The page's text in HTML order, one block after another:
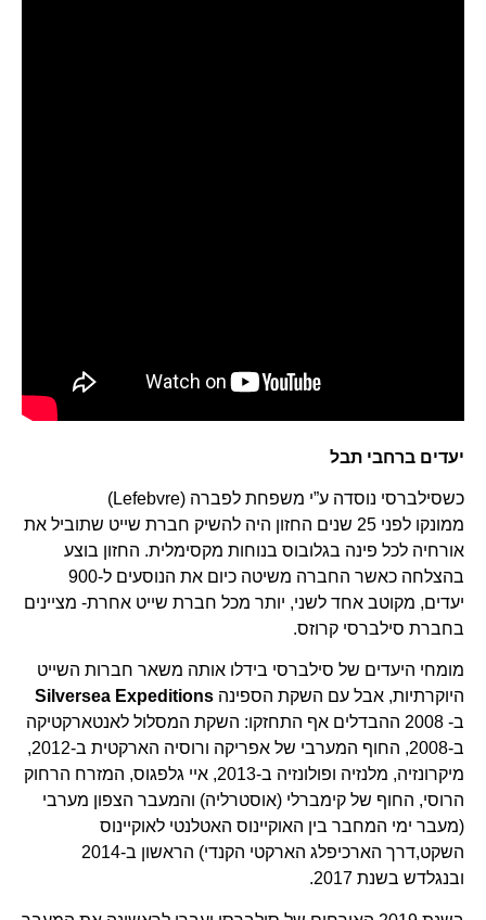
יעדים ברחבי תבל
כשסילברסי נוסדה ע”י משפחת לפברה (Lefebvre)
ממונקו לפני 25 שנים החזון היה להשיק חברת שייט שתוביל את
אורחיה לכל פינה בגלובוס בנוחות מקסימלית. החזון בוצע
בהצלחה כאשר החברה משיטה כיום את הנוסעים ל-900
יעדים, מקוטב אחד לשני, יותר מכל חברת שייט אחרת- מציינים
בחברת סילברסי קרוזס.
מומחי היעדים של סילברסי בידלו אותה משאר חברות השייט
היוקרתיות, אבל עם השקת הספינהSilversea Expeditions
ב- 2008 ההבדלים אף התחזקו: השקת המסלול לאנטארקטיקה
ב-2008, החוף המערבי של אפריקה ורוסיה הארקטית ב-2012,
מיקרונזיה, מלנזיה ופולונזיה ב-2013, איי גלפגוס, המזרח הרחוק
הרוסי, החוף של קימברלי (אוסטרליה) והמעבר הצפון מערבי
(מעבר ימי המחבר בין האוקיינוס האטלנטי לאוקיינוס
השקט,דרך הארכיפלג הארקטי הקנדי) הראשון ב-2014
ובנגלדש בשנת 2017.